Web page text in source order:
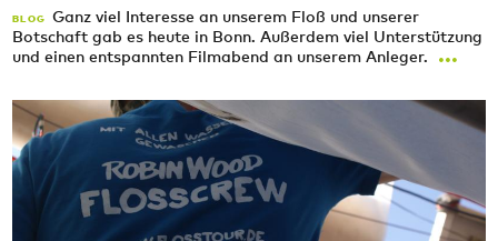
BLOG
Ganz viel Interesse an unserem Floß und unserer
Botschaft gab es heute in Bonn. Außerdem viel Unterstützung
und einen entspannten Filmabend an unserem Anleger.
...